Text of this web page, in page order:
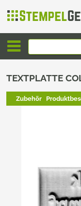
TEXTPLATTE
Zubehör